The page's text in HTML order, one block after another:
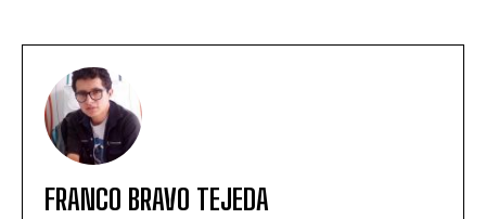
FRANCO BRAVO TEJEDA